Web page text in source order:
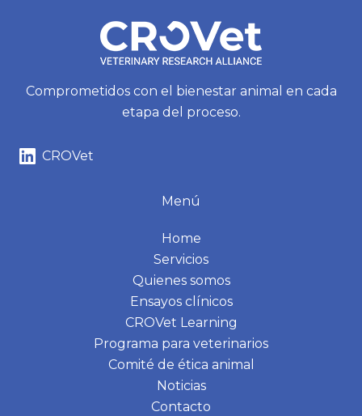
Comprometidos con el bienestar animal en cada
etapa del proceso.
CROVet
Menú
Home
Servicios
Quienes somos
Ensayos clínicos
CROVet Learning
Programa para veterinarios
Comité de ética animal
Noticias
Contacto